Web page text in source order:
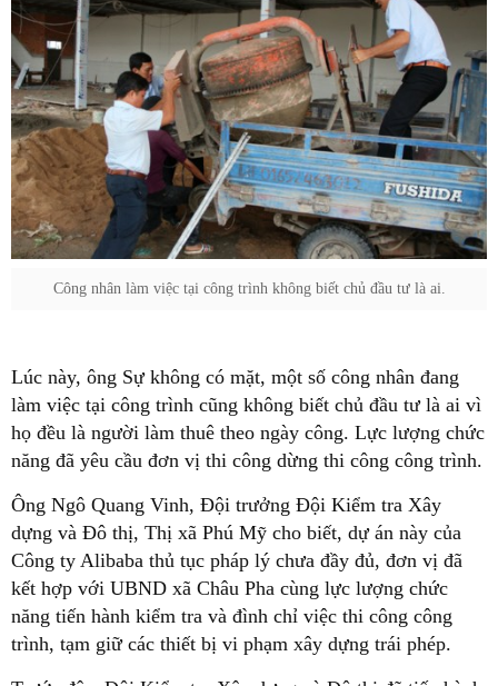
Công nhân làm việc tại công trình không biết chủ đầu tư là ai.
Lúc này, ông Sự không có mặt, một số công nhân đang
làm việc tại công trình cũng không biết chủ đầu tư là ai vì
họ đều là người làm thuê theo ngày công. Lực lượng chức
năng đã yêu cầu đơn vị thi công dừng thi công công trình.
Ông Ngô Quang Vinh, Đội trưởng Đội Kiểm tra Xây
dựng và Đô thị, Thị xã Phú Mỹ cho biết, dự án này của
Công ty Alibaba thủ tục pháp lý chưa đầy đủ, đơn vị đã
kết hợp với UBND xã Châu Pha cùng lực lượng chức
năng tiến hành kiểm tra và đình chỉ việc thi công công
trình, tạm giữ các thiết bị vi phạm xây dựng trái phép.